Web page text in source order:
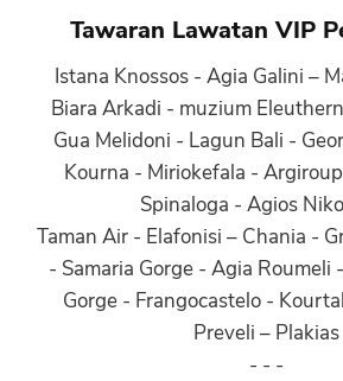
Tawaran Lawatan VIP
Istana Knossos - Agia Galini –
Biara Arkadi - muzium
Gua Melidoni - Lagun Bali -
Kourna - Miriokefala -
Spinaloga - Agios
Taman Air - Elafonisi – Chania -
- Samaria Gorge - Agia Roumeli
Gorge - Frangocastelo -
Preveli – Plakias
- - -